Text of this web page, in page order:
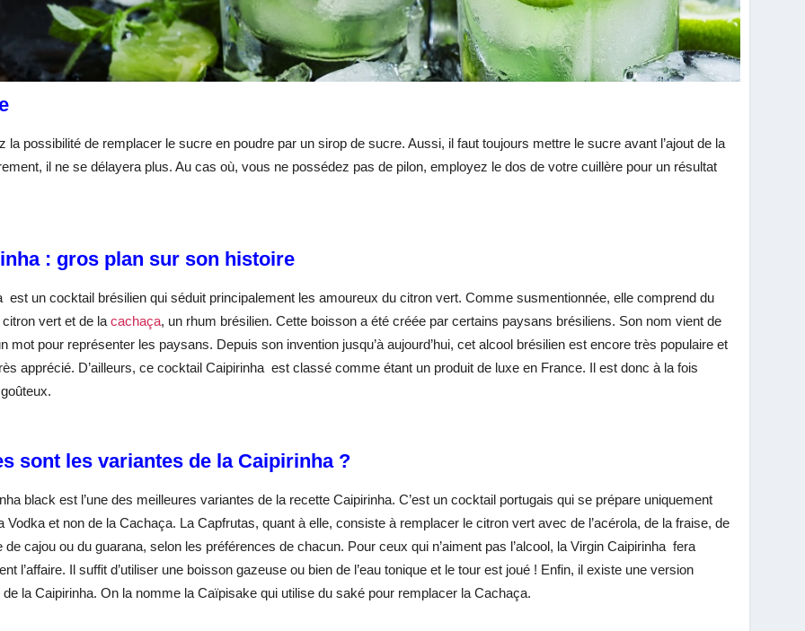
la possibilité de remplacer le sucre en poudre par un sirop de sucre. Aussi, il faut toujours mettre le sucre avant l’ajout de la
il ne se délayera plus. Au cas où, vous ne possédez pas de pilon, employez le dos de votre cuillère pour un résultat
: gros plan sur son histoire
est un cocktail brésilien qui séduit principalement les amoureux du citron vert. Comme susmentionnée, elle comprend du
vert et de lacachaça, un rhum brésilien. Cette boisson a été créée par certains paysans brésiliens. Son nom vient de
mot pour représenter les paysans. Depuis son invention jusqu’à aujourd’hui, cet alcool brésilien est encore très populaire et
apprécié. D’ailleurs, ce cocktail Caipirinha est classé comme étant un produit de luxe en France. Il est donc à la fois
sont les variantes de la Caipirinha ?
black est l’une des meilleures variantes de la recette Caipirinha. C’est un cocktail portugais qui se prépare uniquement
Vodka et non de la Cachaça. La Capfrutas, quant à elle, consiste à remplacer le citron vert avec de l’acérola, de la fraise, de
de cajou ou du guarana, selon les préférences de chacun. Pour ceux qui n’aiment pas l’alcool, la Virgin Caipirinha fera
l’affaire. Il suffit d’utiliser une boisson gazeuse ou bien de l’eau tonique et le tour est joué ! Enfin, il existe une version
de la Caipirinha. On la nomme la Caïpisake qui utilise du saké pour remplacer la Cachaça.